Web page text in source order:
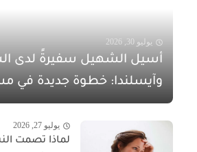
يوليو 30, 2026
أسيل الشهيل سفيرةً لدى
وآيسلندا: خطوة جديدة في
يوليو 27, 2026
لماذا تصمت